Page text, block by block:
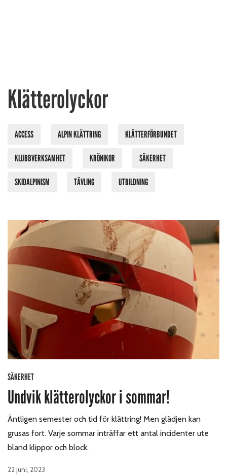
Klätterolyckor
ACCESS ALPIN KLÄTTRING KLÄTTERFÖRBUNDET
KLUBBVERKSAMHET KRÖNIKOR SÄKERHET
SKIDALPINISM TÄVLING UTBILDNING
SÄKERHET
Undvik klätterolyckor i sommar!
Äntligen semester och tid för klättring! Men glädjen kan
grusas fort. Varje sommar inträffar ett antal incidenter ute
bland klippor och block.
22 juni, 2023